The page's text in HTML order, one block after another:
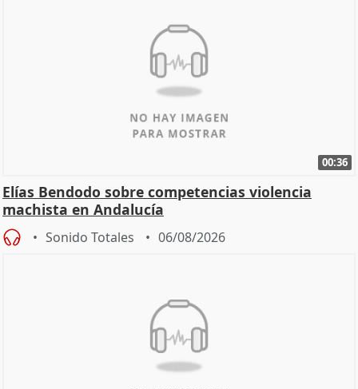
00:36
Elías Bendodo sobre competencias violencia
machista en Andalucía
Sonido Totales 06/08/2026